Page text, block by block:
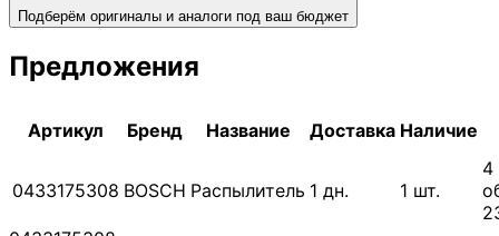
Подберём оригиналы и аналоги под ваш бюджет
Предложения
Артикул Бренд Название Доставка Наличие
0433175308 BOSCH Распылитель 1 дн. 1 шт.
4